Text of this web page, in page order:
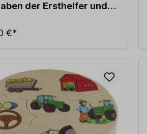
der Ersthelfer und
€*